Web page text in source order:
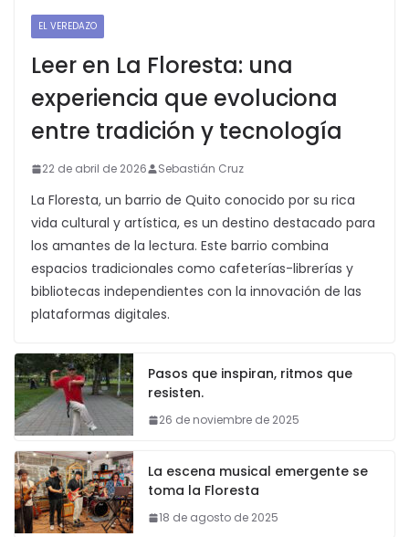
EL VEREDAZO
Leer en La Floresta: una
experiencia que evoluciona
entre tradición y tecnología
22 de abril de 2026 Sebastián Cruz
La Floresta, un barrio de Quito conocido por su rica
vida cultural y artística, es un destino destacado para
los amantes de la lectura. Este barrio combina
espacios tradicionales como cafeterías-librerías y
bibliotecas independientes con la innovación de las
plataformas digitales.
Pasos que inspiran, ritmos que
resisten.
26 de noviembre de 2025
La escena musical emergente se
toma la Floresta
18 de agosto de 2025